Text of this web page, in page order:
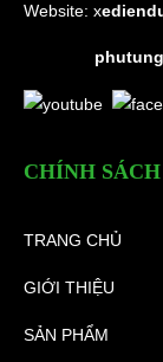
Website: x
CHÍNH SÁCH
TRANG CHỦ
GIỚI THIỆU
SẢN PHẨM